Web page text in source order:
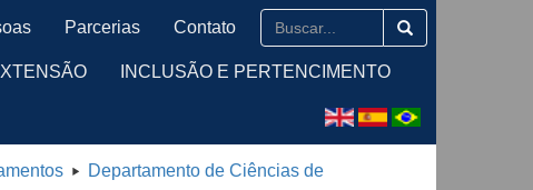
INCLUSÃO E PERTENCIMENTO
Parcerias Contato
Departamento de Ciências de